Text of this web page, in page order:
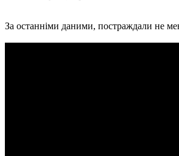
За останніми даними, постраждали не